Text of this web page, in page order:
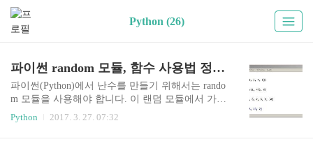
Python (26)
파이썬 random 모듈, 함수 사용법 정리 (파이썬 랜덤 모듈, 난수 생성)
파이썬(Python)에서 난수를 만들기 위해서는 rando
m 모듈을 사용해야 합니다. 이 랜덤 모듈에서 가장
많이 사용되는 함수(메소드)를 정리해봅니다. 파이
썬 랜덤 모듈 random, randint, randrange 함수 import
Python 2017. 3. 27. 07:32